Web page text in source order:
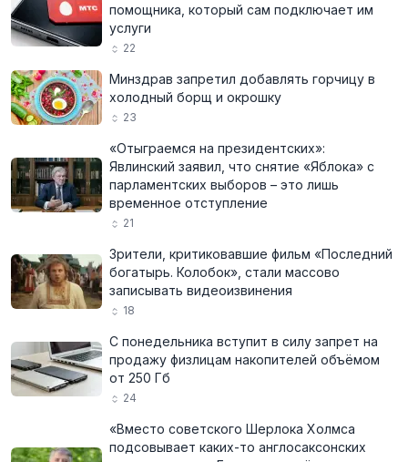
помощника, который сам подключает им
услуги
22
Минздрав запретил добавлять горчицу в
холодный борщ и окрошку
23
«Отыграемся на президентских»:
Явлинский заявил, что снятие «Яблока» с
парламентских выборов – это лишь
временное отступление
21
Зрители, критиковавшие фильм «Последний
богатырь. Колобок», стали массово
записывать видеоизвинения
18
С понедельника вступит в силу запрет на
продажу физлицам накопителей объёмом
от 250 Гб
24
«Вместо советского Шерлока Холмса
подсовывает каких-то англосаксонских